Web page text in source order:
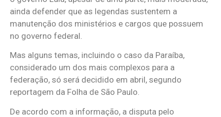
ainda defender que as legendas sustentem a
manutenção dos ministérios e cargos que possuem
no governo federal.
Mas alguns temas, incluindo o caso da Paraíba,
considerado um dos mais complexos para a
federação, só será decidido em abril, segundo
reportagem da Folha de São Paulo.
De acordo com a informação, a disputa pelo